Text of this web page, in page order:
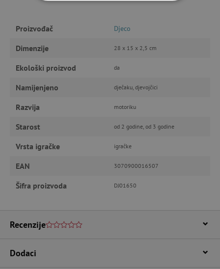
Proizvođač Djeco
Dimenzije 28 x 15 x 2,5 cm
Ekološki proizvod da
Namijenjeno dječaku, djevojčici
Razvija motoriku
Starost od 2 godine, od 3 godine
Vrsta igračke igračke
EAN 3070900016507
Šifra proizvoda DJ01650
Recenzije
Dodaci
NUŽNO POTREBNI KOLAČIĆI
CILJANOST
FUNKCIONALNOST
Funkcionalnost
Nužno potrebni kolačići omogućavaju osnovnu
npr. upis korisnika na stranici te uređivanje
Ime
www.agatinsvijet.hr